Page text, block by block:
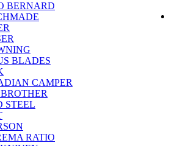
BERNARD
BLADES
CAMPER
STEEL
RATIO